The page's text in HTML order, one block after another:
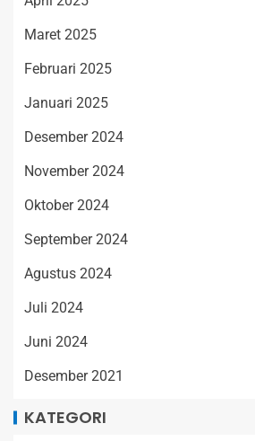
Maret 2025
Februari 2025
Januari 2025
Desember 2024
November 2024
Oktober 2024
September 2024
Agustus 2024
Juli 2024
Juni 2024
Desember 2021
KATEGORI